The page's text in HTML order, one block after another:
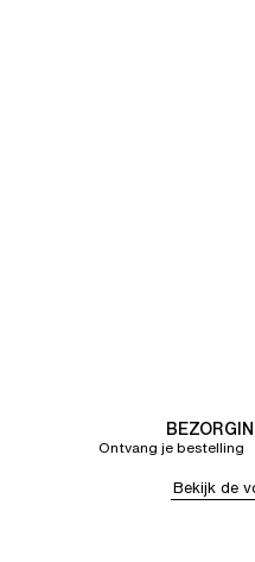
Ontvang je bestelling
Bekijk de